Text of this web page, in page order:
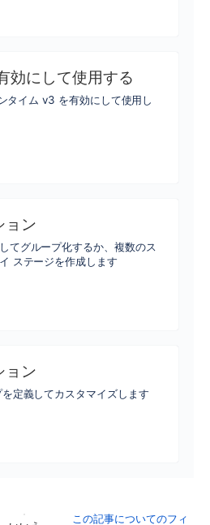
効にして使用する
タイム v3 を有効にして使用し
ョン
てグループ化するか、複数のス
ステージを作成します
ョン
定義してカスタマイズします
この記事についてのフィ